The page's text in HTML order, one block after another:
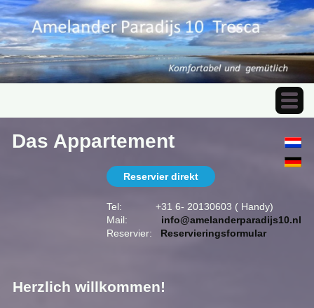
Das Appartement
Reservier direkt
Tel: +31 6- 20130603 ( Handy)
Mail: info@amelanderparadijs10.nl
Reservier: Reservieringsformular
Herzlich willkommen!